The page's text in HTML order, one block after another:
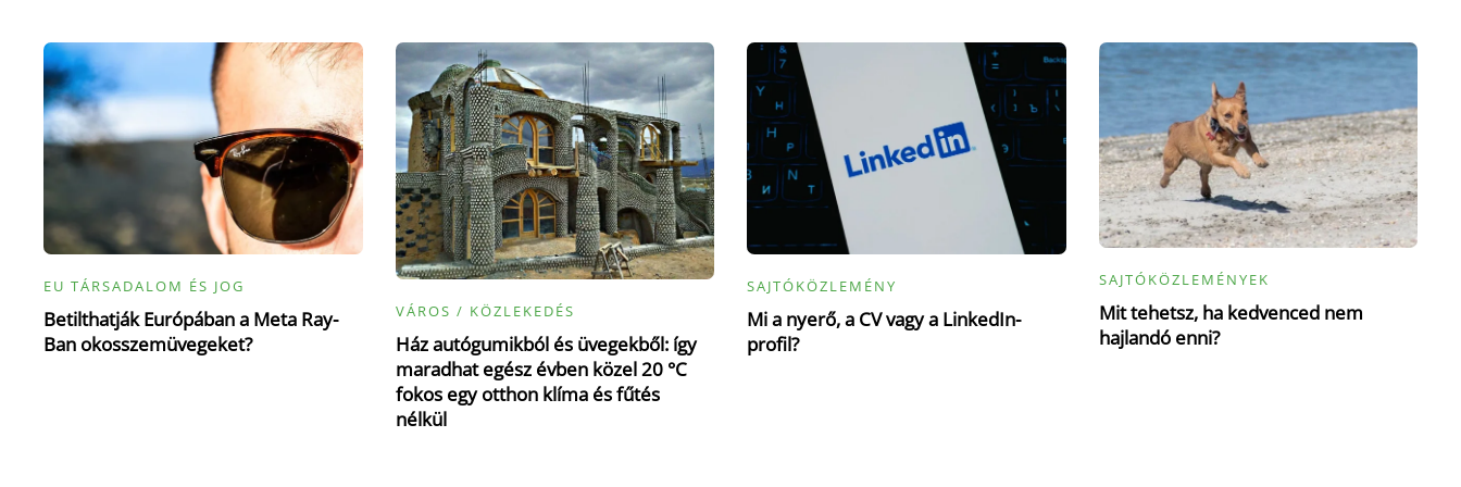
EU TÁRSADALOM ÉS JOG
Betilthatják Európában a Meta Ray-
Ban okosszemüvegeket?
VÁROS / KÖZLEKEDÉS
Ház autógumikból és üvegekből: így
maradhat egész évben közel 20 °C
fokos egy otthon klíma és fűtés
nélkül
SAJTÓKÖZLEMÉNY
Mi a nyerő, a CV vagy a LinkedIn-
profil?
SAJTÓKÖZLEMÉNYEK
Mit tehetsz, ha kedvenced nem
hajlandó enni?